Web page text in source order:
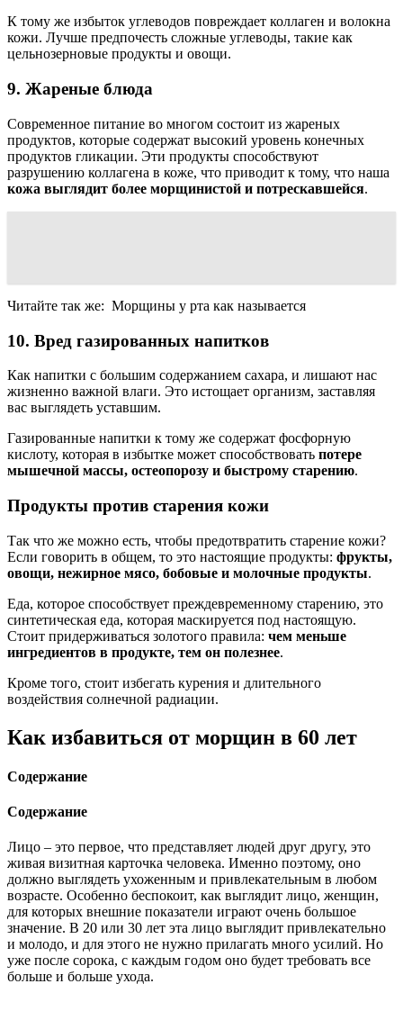
К тому же избыток углеводов повреждает коллаген и волокна
кожи. Лучше предпочесть сложные углеводы, такие как
цельнозерновые продукты и овощи.
9. Жареные блюда
Современное питание во многом состоит из жареных
продуктов, которые содержат высокий уровень конечных
продуктов гликации. Эти продукты способствуют
разрушению коллагена в коже, что приводит к тому, что наша
кожа выглядит более морщинистой и потрескавшейся.
Читайте так же: Морщины у рта как называется
10. Вред газированных напитков
Как напитки с большим содержанием сахара, и лишают нас
жизненно важной влаги. Это истощает организм, заставляя
вас выглядеть уставшим.
Газированные напитки к тому же содержат фосфорную
кислоту, которая в избытке может способствовать потере
мышечной массы, остеопорозу и быстрому старению.
Продукты против старения кожи
Так что же можно есть, чтобы предотвратить старение кожи?
Если говорить в общем, то это настоящие продукты: фрукты,
овощи, нежирное мясо, бобовые и молочные продукты.
Еда, которое способствует преждевременному старению, это
синтетическая еда, которая маскируется под настоящую.
Стоит придерживаться золотого правила: чем меньше
ингредиентов в продукте, тем он полезнее.
Кроме того, стоит избегать курения и длительного
воздействия солнечной радиации.
Как избавиться от морщин в 60 лет
Содержание
Содержание
Лицо – это первое, что представляет людей друг другу, это
живая визитная карточка человека. Именно поэтому, оно
должно выглядеть ухоженным и привлекательным в любом
возрасте. Особенно беспокоит, как выглядит лицо, женщин,
для которых внешние показатели играют очень большое
значение. В 20 или 30 лет эта лицо выглядит привлекательно
и молодо, и для этого не нужно прилагать много усилий. Но
уже после сорока, с каждым годом оно будет требовать все
больше и больше ухода.